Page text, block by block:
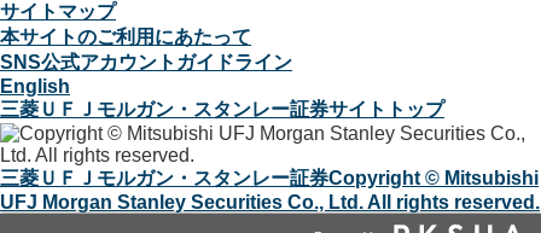
サイトマップ
本サイトのご利用にあたって
SNS公式アカウントガイドライン
English
三菱ＵＦＪモルガン・スタンレー証券サイトトップ
三菱ＵＦＪモルガン・スタンレー証券Copyright © Mitsubishi
UFJ Morgan Stanley Securities Co., Ltd. All rights reserved.